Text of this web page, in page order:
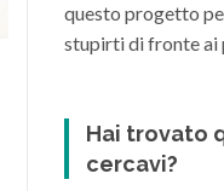
suo territorio,
vini di varia...
questo progetto
stupirti di fronte ai
Hai trovato
cercavi?